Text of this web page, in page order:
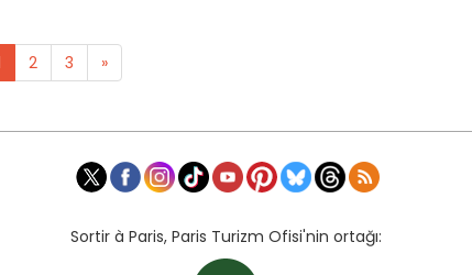
2 3 »
Sortir à Paris, Paris Turizm Ofisi'nin ortağı: